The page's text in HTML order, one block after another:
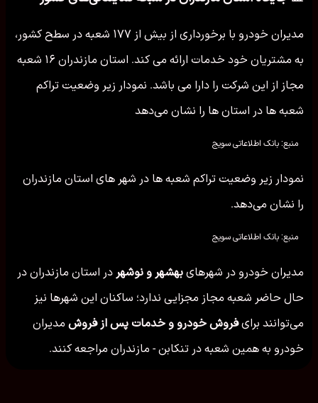
مدیران خودرو با برخورداری از بیش از ۱۷۷ شعبه در سطح کشور،
به مشتریان خود خدمات ارائه می کند. استان مازندران ۱۶ شعبه
مجاز از این شرکت را دارا می باشد. نمودار زیر وضعیت تراکم
شعبه ها در استان ها را نشان می‌دهد
منبع: بانک اطلاعاتی سویج
نمودار زیر وضعیت تراکم شعبه ها در شهر های استان مازندران
را نشان می‌دهد.
منبع: بانک اطلاعاتی سویج
مدیران خودرو در شهرهای بهشهر و نوشهر در استان مازندران در
حال حاضر شعبه مجاز مجزایی ندارد؛ ساکنان این شهرها نیز
می‌توانند برایفروش خودرو و خدمات پس از فروش مدیران
خودرو به همین شعبه در تنكابن - مازندران مراجعه کنند.